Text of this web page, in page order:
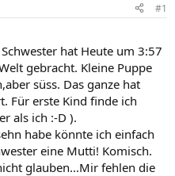
#1
hat Heute um 3:57
gebracht. Kleine Puppe
süss. Das ganze hat
Für erste Kind finde ich
als ich :-D ).
habe könnte ich einfach
eine Mutti! Komisch.
glauben...Mir fehlen die